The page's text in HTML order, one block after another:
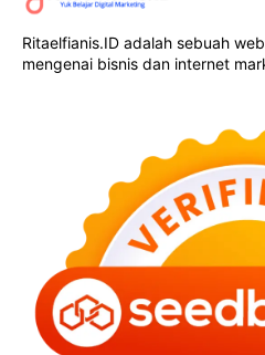
Ritaelfianis.ID adalah sebuah
mengenai bisnis dan internet